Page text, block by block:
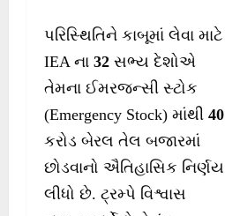
પરિસ્થિતિને કાબૂમાં લેવા માટે
IEA ના 32 સભ્ય દેશોએ
તેમના ઈમરજન્સી સ્ટોક
(Emergency Stock) માંથી 40
કરોડ બેરલ તેલ બજારમાં
છોડવાનો ઐતિહાસિક નિર્ણય
લીધો છે. ટ્રમ્પે વિશ્વાસ